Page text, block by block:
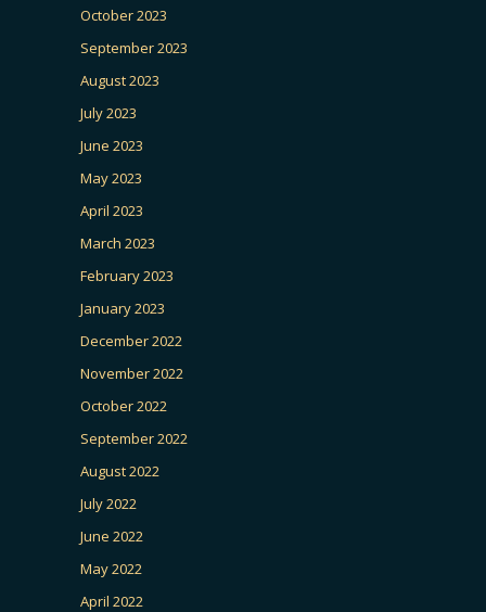
October 2023
September 2023
August 2023
July 2023
June 2023
May 2023
April 2023
March 2023
February 2023
January 2023
December 2022
November 2022
October 2022
September 2022
August 2022
July 2022
June 2022
May 2022
April 2022